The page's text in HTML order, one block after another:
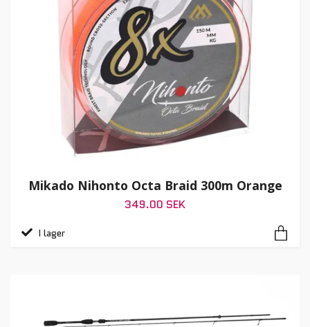
Mikado Nihonto Octa Braid 300m Orange
349.00 SEK
I lager